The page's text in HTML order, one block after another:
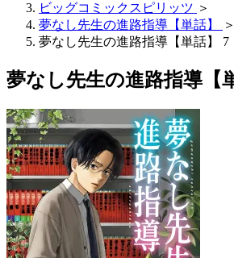
ビッグコミックスピリッツ ＞
夢なし先生の進路指導【単話】
＞
夢なし先生の進路指導【単話】 7
夢なし先生の進路指導【